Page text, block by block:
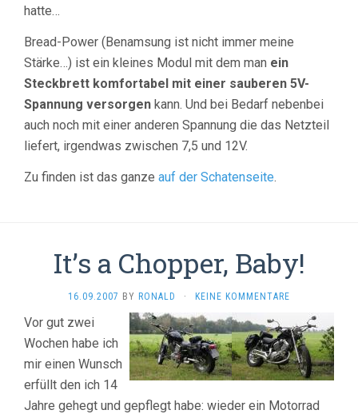
hatte…
Bread-Power (Benamsung ist nicht immer meine
Stärke…) ist ein kleines Modul mit dem man ein
Steckbrett komfortabel mit einer sauberen 5V-
Spannung versorgen kann. Und bei Bedarf nebenbei
auch noch mit einer anderen Spannung die das Netzteil
liefert, irgendwas zwischen 7,5 und 12V.
Zu finden ist das ganze auf der Schatenseite.
It’s a Chopper, Baby!
16.09.2007 BY RONALD · KEINE KOMMENTARE
Vor gut zwei
Wochen habe ich
mir einen Wunsch
erfüllt den ich 14
Jahre gehegt und gepflegt habe: wieder ein Motorrad